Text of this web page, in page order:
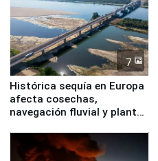
7
Histórica sequía en Europa
afecta cosechas,
navegación fluvial y plantas